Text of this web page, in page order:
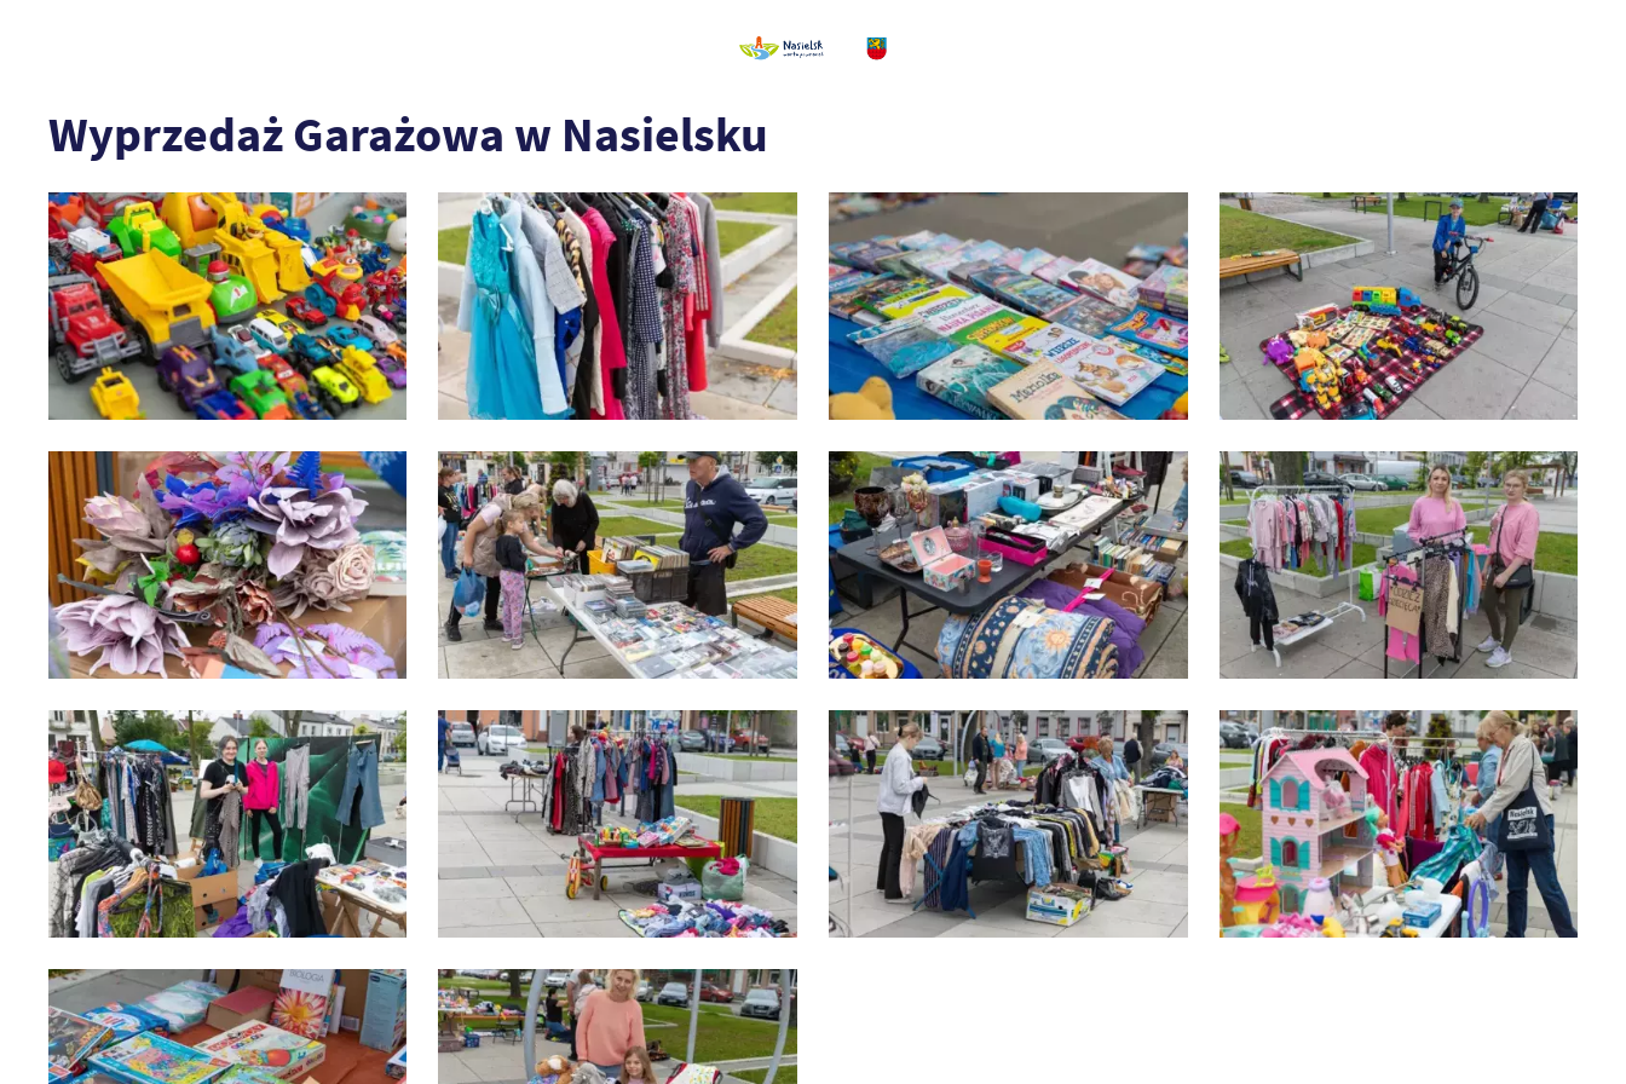
Wyprzedaż Garażowa w Nasielsku